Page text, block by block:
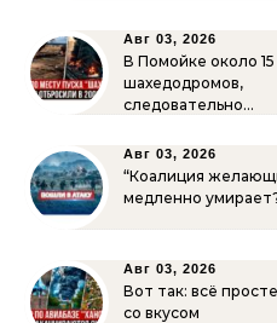
Авг 03, 2026
В Помойке около 15
шахедодромов,
следовательно…
Авг 03, 2026
“Коалиция
медленно
Авг 03, 2026
Вот так: всё
со вкусом